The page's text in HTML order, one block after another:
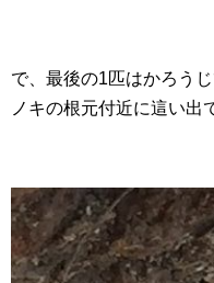
で、最後の1匹はかろう
ノキの根元付近に這い出